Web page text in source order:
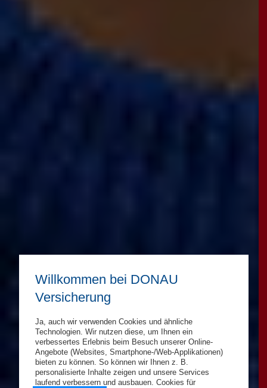
Willkommen bei DONAU
Versicherung
Ja, auch wir verwenden Cookies und ähnliche
Technologien. Wir nutzen diese, um Ihnen ein
verbessertes Erlebnis beim Besuch unserer Online-
Angebote (Websites, Smartphone-/Web-Applikationen)
bieten zu können. So können wir Ihnen z. B.
personalisierte Inhalte zeigen und unsere Services
laufend verbessern und ausbauen. Cookies für